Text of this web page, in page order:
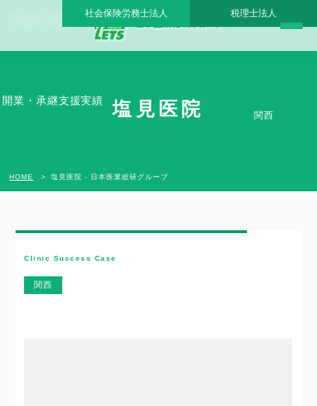
塩見医院 - 日本医業総研グループ |日本医業総研｜医院開業・承継・クリニック経営支
社会保険労務士法人 税理士法人
開業・承継支援実績 塩見医院 関西
HOME 塩見医院 - 日本医業総研グループ
Clinic Success Case
関西